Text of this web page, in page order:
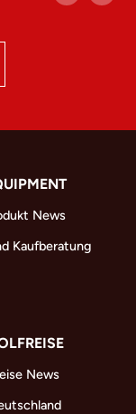
News
Kaufberatung
News